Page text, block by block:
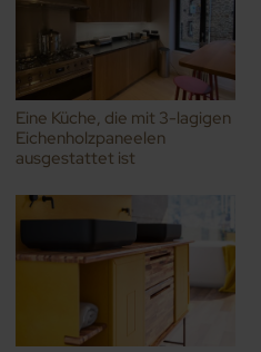
Eine Küche, die mit 3-lagigen
Eichenholzpaneelen
ausgestattet ist